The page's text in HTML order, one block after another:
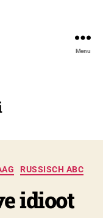
Menu
RUSSISCH ABC
idioot